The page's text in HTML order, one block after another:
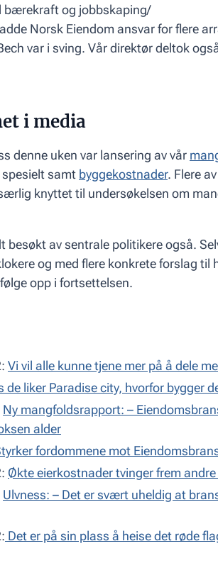
og jobbskaping/
Norsk Eiendom ansvar for flere
var i sving. Vår direktør deltok
i media
denne uken var lansering av vår
spesielt samt byggekostnader. Flere
knyttet til undersøkelsen om
besøkt av sentrale politikere også.
og med flere konkrete forslag til
opp i fortsettelsen.
Vi vil alle kunne tjene mer på å dele
de liker Paradise city, hvorfor bygger
Ny mangfoldsrapport: –
alder
fordommene mot
Økte eierkostnader tvinger frem
Ulvness: – Det er svært uheldig at
Det er på sin plass å heise det røde